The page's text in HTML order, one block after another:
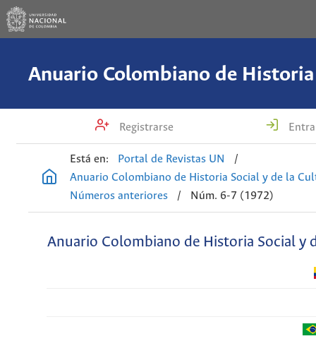
Registrarse
Está en: Portal de Revistas UN
/
Anuario Colombiano de Historia Social y de la
Números anteriores
/ Núm. 6-7 (1972)
Anuario Colombiano de Historia Social y